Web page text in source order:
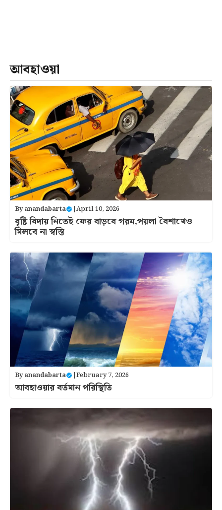
আবহাওয়া
Byanandabarta |April 10, 2026
বৃষ্টি বিদায় নিতেই ফের বাড়বে গরম,পয়লা বৈশাখেও
মিলবে না স্বস্তি
Byanandabarta |February 7, 2026
আবহাওয়ার বর্তমান পরিস্থিতি